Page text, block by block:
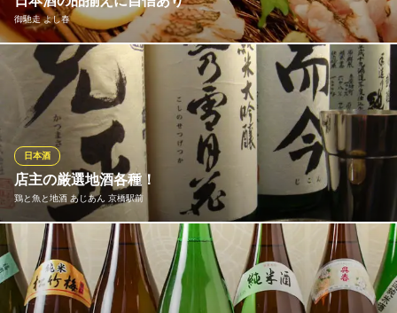
京橋らくだや
本場仕込みの串カツ酒場
ＪＲ京橋駅 徒歩2分
大阪府大阪市都島区片町2-6-9 京橋シティハイツ1F
御馳走 よし春
お料理と相性の良い日本酒を豊富にご用意しております。海鮮料
理とのマリアージュをお楽しみください。滅多に出回らないレア
物もご提供しておりますので、お越しの際はぜひ、お試しくださ
い。
御馳走 よし春
旬の食材を楽しむ居酒屋
大阪メトロ長堀鶴見緑地線京橋駅 徒歩4分
大阪府大阪市都島区東野田町4-5-44
店主の厳選地酒各種！
鶏と魚と地酒 あじあん 京橋駅前
日本酒
和食にとっての一番相性の良い飲み物が日本酒です。その中でも
厳選して１５種類ほどご用意しています。定番のお酒もあります
が、季節によって銘柄が変わるので、飲んだことがない、知らな
かった、こんなのもあるの？などバリエーション豊かなラインナ